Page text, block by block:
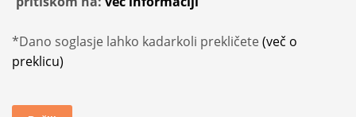
*Dano soglasje lahko kadarkoli prekličete (več o
preklicu)